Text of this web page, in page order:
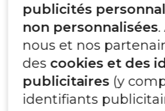
GNEISS SAINT
publicités
non personnalisées
nous et nos
des cookies et des
publicitaires (y
identifiants